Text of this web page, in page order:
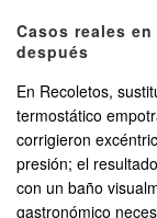
Casos reales
después
En Recoletos,
termostático
corrigieron
presión; el
con un baño
gastronómico